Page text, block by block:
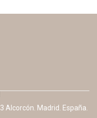
Alcorcón. Madrid. España.